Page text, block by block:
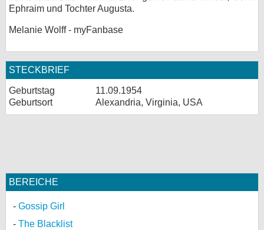
Ephraim und Tochter Augusta.
Melanie Wolff - myFanbase
STECKBRIEF
Geburtstag
11.09.1954
Geburtsort
Alexandria, Virginia, USA
BEREICHE
Gossip Girl
The Blacklist